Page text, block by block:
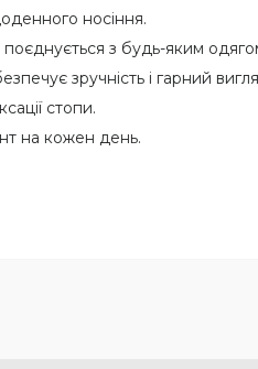
носіння.
з будь-яким
зручність і гарний
стопи.
на кожен день.